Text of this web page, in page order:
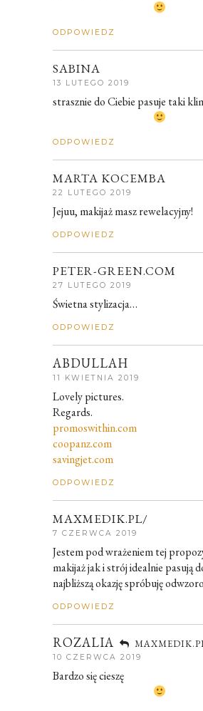
ODPOWIEDZ
SABINA
13 LUTEGO 2019
strasznie do Ciebie pasuje taki
ODPOWIEDZ
MARTA KOCEMBA
22 LUTEGO 2019
Jejuu, makijaż masz rewelacyjny!
ODPOWIEDZ
PETER-GREEN.COM
27 LUTEGO 2019
Świetna stylizacja…
ODPOWIEDZ
ABDULLAH
11 KWIETNIA 2019
Lovely pictures.
Regards.
promoswithin.com
coopanz.com
savingjet.com
ODPOWIEDZ
MAXMEDIK.PL/
7 CZERWCA 2019
Jestem pod wrażeniem tej
makijaż jak i strój idealnie pasują
najbliższą okazję spróbuję
ODPOWIEDZ
ROZALIA
10 CZERWCA 2019
Bardzo się cieszę